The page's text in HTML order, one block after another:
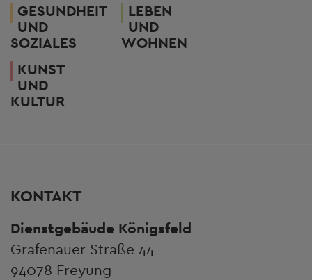
GESUNDHEIT
UND
SOZIALES
LEBEN
UND
WOHNEN
KUNST
UND
KULTUR
KONTAKT
Dienstgebäude Königsfeld
Grafenauer Straße 44
94078 Freyung